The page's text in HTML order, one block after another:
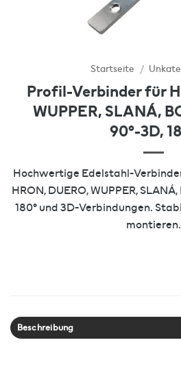
Startseite /
Profil-Verbinder für
WUPPER, SLANÁ,
90°-3D,
Hochwertige Edelstahl-
HRON, DUERO, WUPPER,
180° und 3D-Verbindungen.
montieren.
Beschreibung